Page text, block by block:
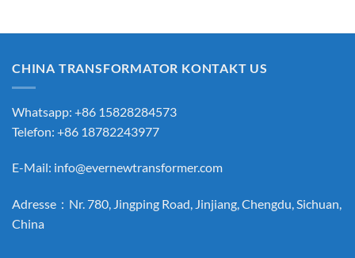
CHINA TRANSFORMATOR KONTAKT US
Whatsapp: +86 15828284573
Telefon: +86 18782243977
E-Mail: info@evernewtransformer.com
Adresse：Nr. 780, Jingping Road, Jinjiang, Chengdu, Sichuan,
China